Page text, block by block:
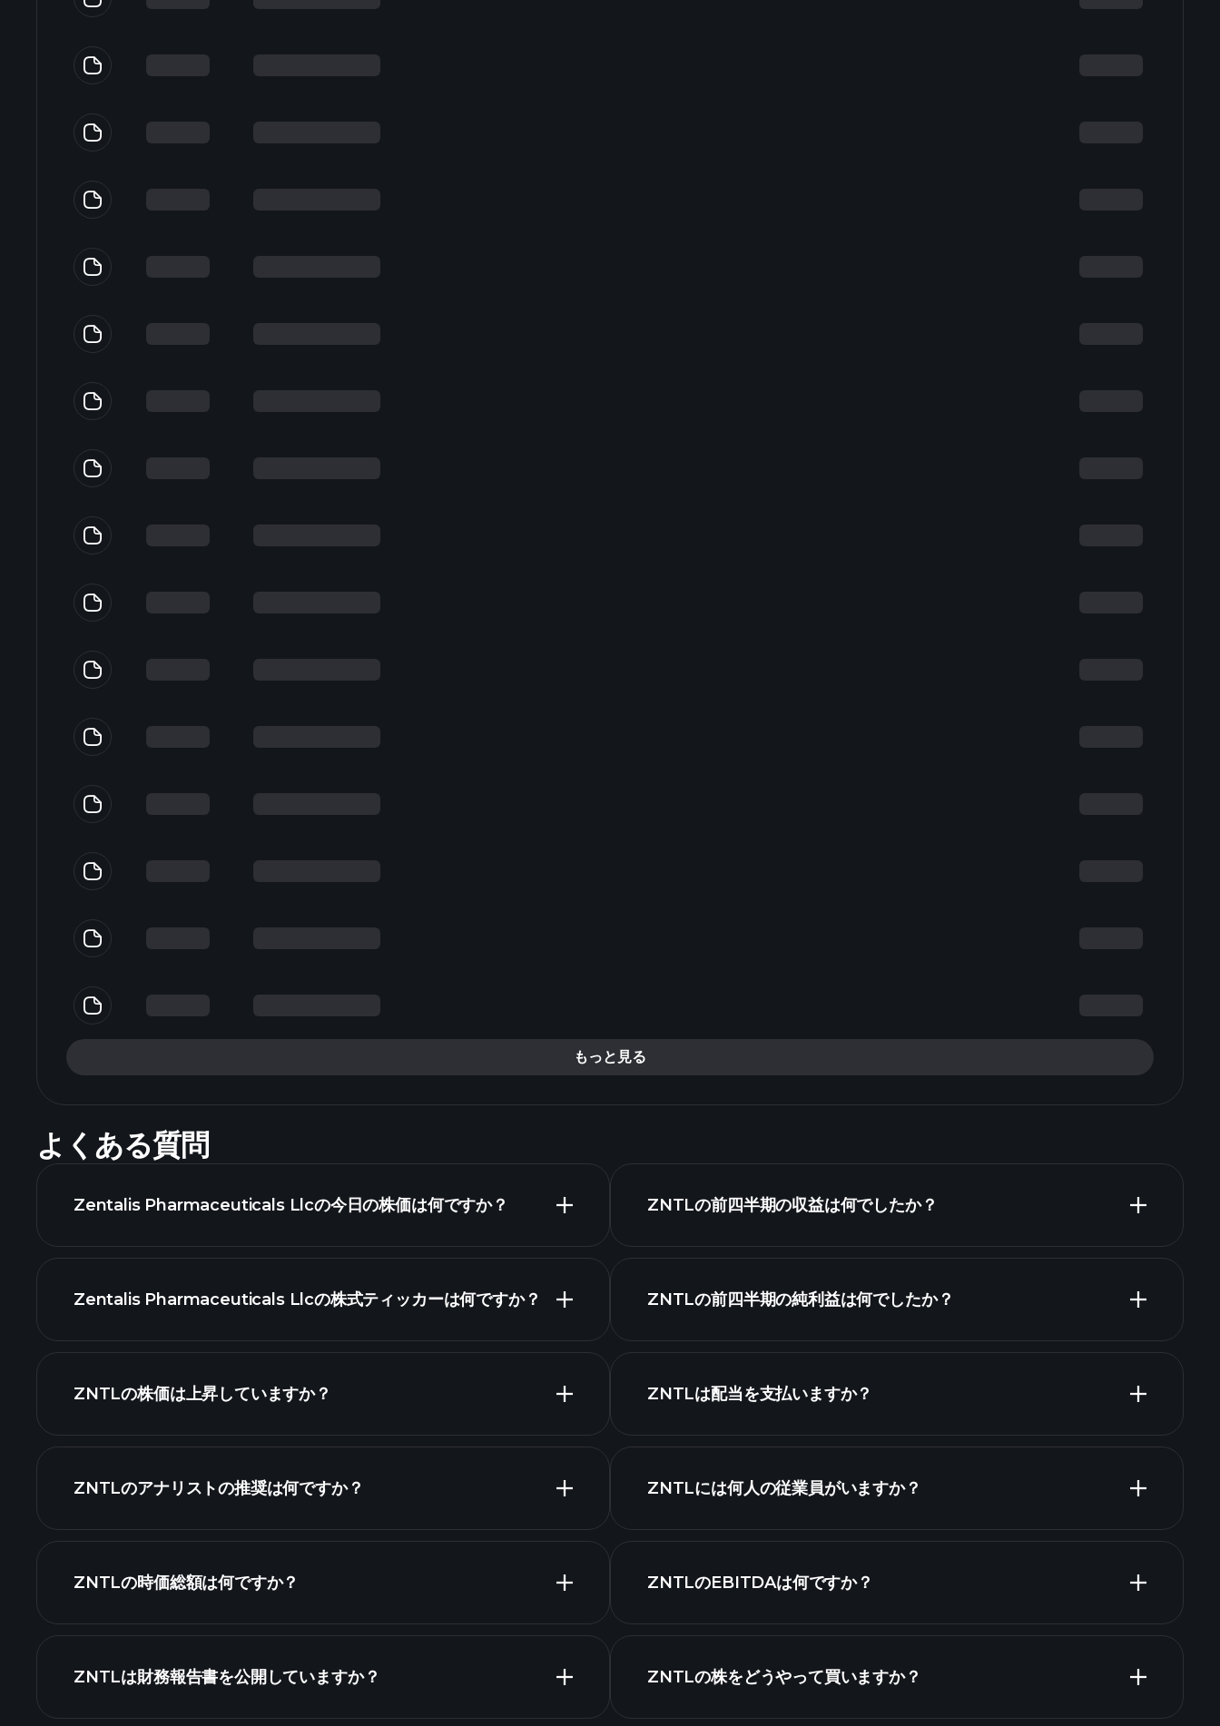
もっと見る
よくある質問
Zentalis Pharmaceuticals Llcの今日の株価は何ですか？
詳細チャート
Zentalis Pharmaceuticals Llcの株式ティッカーは何ですか？
ZNTLの株価は上昇していますか？
ZNTLのアナリストの推奨は何ですか？
ZNTLの時価総額は何ですか？
株式リスト
ZNTLは財務報告書を公開していますか？
ZNTLの前四半期の収益は何でしたか？
ZNTLの前四半期の純利益は何でしたか？
ZNTLは配当を支払いますか？
高配当株
ZNTLには何人の従業員がいますか？
最大の雇用主
ZNTLのEBITDAは何ですか？
ZNTLの株をどうやって買いますか？